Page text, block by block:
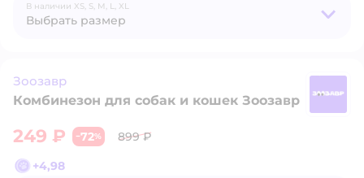
В наличии XS, S, M, L, XL
Выбрать размер
Зоозавр
Комбинезон для собак и кошек Зоозавр
249 ₽ −72%
899 ₽
+4,98